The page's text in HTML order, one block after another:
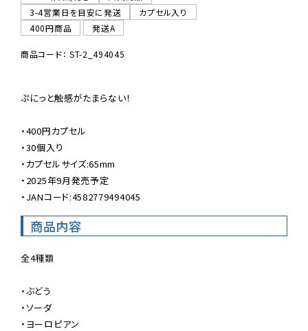
3-4営業日を目安に発送
カプセル入り
400円商品
発送A
商品コード： ST-2_494045
ぷにっと触感がたまらない！
・400円カプセル
・30個入り
・カプセルサイズ:65mm
・2025年9月発売予定
・JANコード:4582779494045
商品内容
全4種類
・ぶどう
・ソーダ
・ヨーロピアン